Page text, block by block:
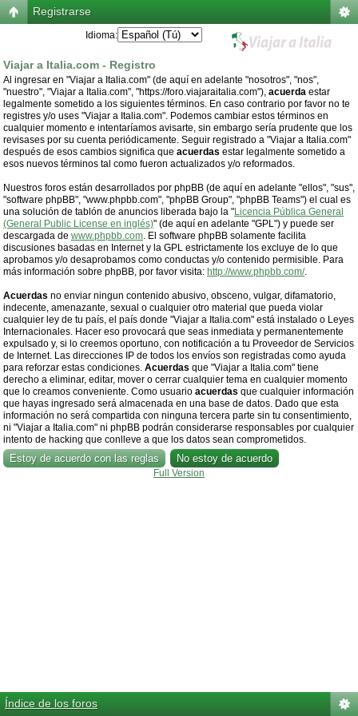
Registrarse
Idioma:
Viajar a Italia.com - Registro
Al ingresar en "Viajar a Italia.com" (de aquí en adelante "nosotros", "nos",
"nuestro", "Viajar a Italia.com", "https://foro.viajaraitalia.com"), acuerda estar
legalmente sometido a los siguientes términos. En caso contrario por favor no te
registres y/o uses "Viajar a Italia.com". Podemos cambiar estos términos en
cualquier momento e intentaríamos avisarte, sin embargo sería prudente que los
revisases por su cuenta periódicamente. Seguir registrado a "Viajar a Italia.com"
después de esos cambios significa que acuerdas estar legalmente sometido a
esos nuevos términos tal como fueron actualizados y/o reformados.
Nuestros foros están desarrollados por phpBB (de aquí en adelante "ellos", "sus",
"software phpBB", "www.phpbb.com", "phpBB Group", "phpBB Teams") el cual es
una solución de tablón de anuncios liberada bajo la "Licencia Pública General
(General Public License en inglés)" (de aquí en adelante "GPL") y puede ser
descargada de www.phpbb.com. El software phpBB solamente facilita
discusiones basadas en Internet y la GPL estrictamente los excluye de lo que
aprobamos y/o desaprobamos como conductas y/o contenido permisible. Para
más información sobre phpBB, por favor visita: http://www.phpbb.com/.
Acuerdas no enviar ningun contenido abusivo, obsceno, vulgar, difamatorio,
indecente, amenazante, sexual o cualquier otro material que pueda violar
cualquier ley de tu país, el país donde "Viajar a Italia.com" está instalado o Leyes
Internacionales. Hacer eso provocará que seas inmediata y permanentemente
expulsado y, si lo creemos oportuno, con notificación a tu Proveedor de Servicios
de Internet. Las direcciones IP de todos los envíos son registradas como ayuda
para reforzar estas condiciones. Acuerdas que "Viajar a Italia.com" tiene
derecho a eliminar, editar, mover o cerrar cualquier tema en cualquier momento
que lo creamos conveniente. Como usuario acuerdas que cualquier información
que hayas ingresado será almacenada en una base de datos. Dado que esta
información no será compartida con ninguna tercera parte sin tu consentimiento,
ni "Viajar a Italia.com" ni phpBB podrán considerarse responsables por cualquier
intento de hacking que conlleve a que los datos sean comprometidos.
Full Version
Índice de los foros